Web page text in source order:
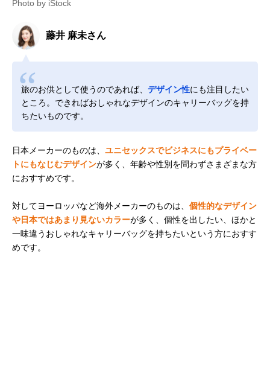
Photo by iStock
藤井 麻未さん
旅のお供として使うのであれば、 デザイン性にも注目したい
ところ。できればおしゃれなデザインのキャリーバッグを持
ちたいものです。
日本メーカーのものは、 ユニセックスでビジネスにもプライベー
トにもなじむデザインが多く、年齢や性別を問わずさまざまな方
におすすめです。
対してヨーロッパなど海外メーカーのものは、 個性的なデザイン
や日本ではあまり見ないカラーが多く、個性を出したい、ほかと
一味違うおしゃれなキャリーバッグを持ちたいという方におすす
めです。